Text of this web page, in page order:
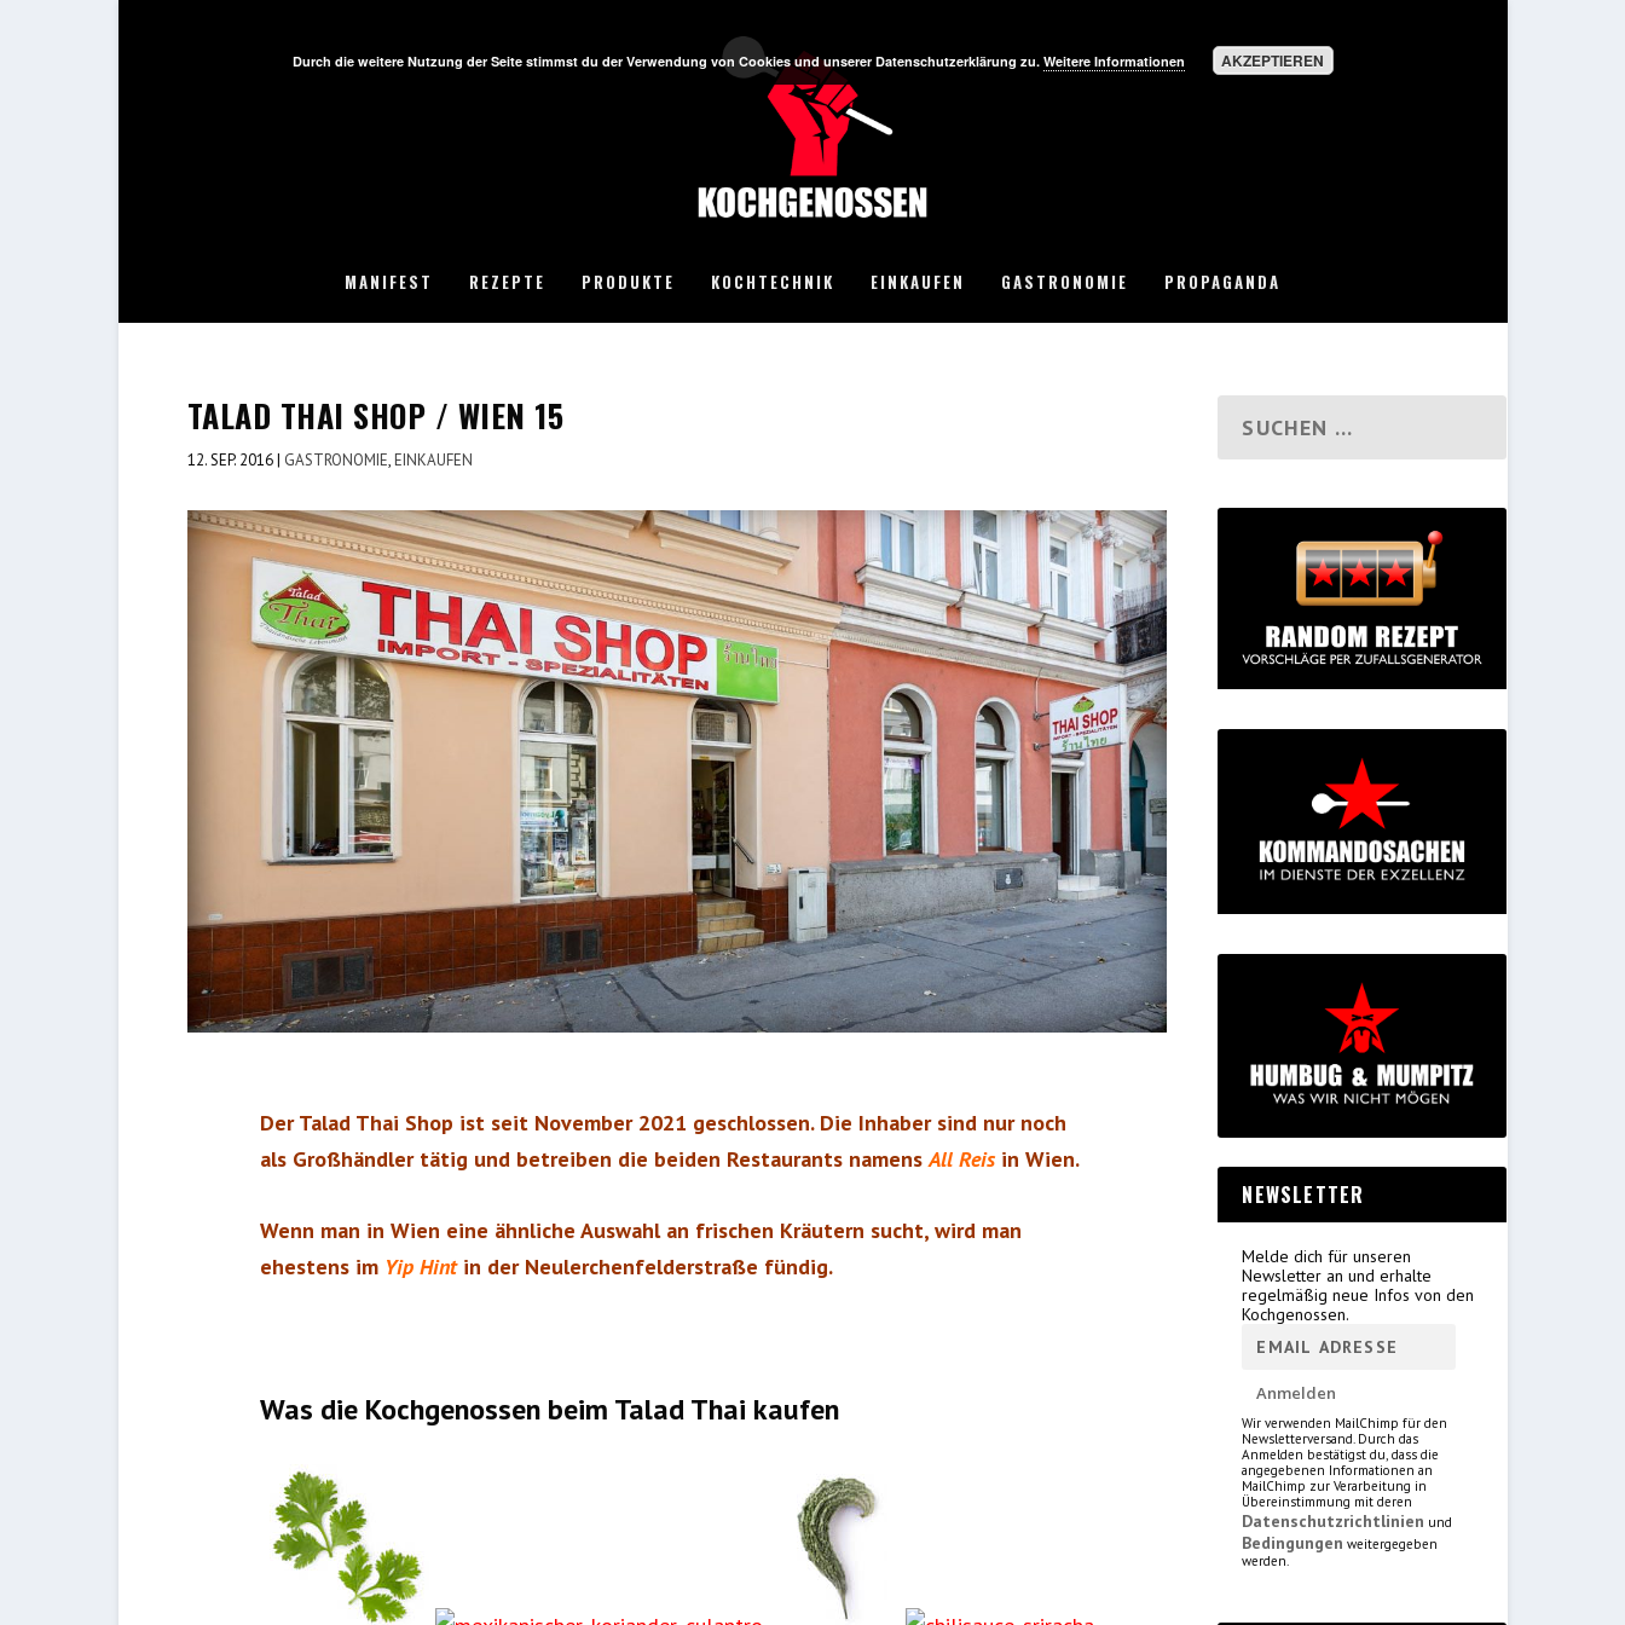
MANIFEST REZEPTE PRODUKTE KOCHTECHNIK EINKAUFEN GASTRONOMIE PROPAGANDA
TALAD THAI SHOP / WIEN 15
12. SEP. 2016| GASTRONOMIE,EINKAUFEN
Der Talad Thai Shop ist seit November 2021 geschlossen. Die Inhaber sind nur noch
als Großhändler tätig und betreiben die beiden Restaurants namensAll Reis in Wien.
Wenn man in Wien eine ähnliche Auswahl an frischen Kräutern sucht, wird man
ehestens im Yip Hintin der Neulerchenfelderstraße fündig.
Was die Kochgenossen beim Talad Thai kaufen
NEWSLETTER
Melde dich für unseren
Newsletter an und erhalte
regelmäßig neue Infos von den
Kochgenossen.
Wir verwenden MailChimp für den
Newsletterversand. Durch das
Anmelden bestätigst du, dass die
angegebenen Informationen an
MailChimp zur Verarbeitung in
Übereinstimmung mit deren
Datenschutzrichtlinien und
Bedingungen weitergegeben
werden.
Durch die weitere Nutzung der Seite stimmst du der Verwendung von Cookies und unserer Datenschutzerklärung zu. Weitere Informationen AKZEPTIEREN